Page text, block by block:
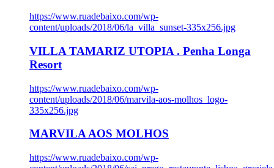
https://www.ruadebaixo.com/wp-
content/uploads/2018/06/la_villa_sunset-335x256.jpg
VILLA TAMARIZ UTOPIA . Penha Longa
Resort
https://www.ruadebaixo.com/wp-
content/uploads/2018/06/marvila-aos-molhos_logo-
335x256.jpg
MARVILA AOS MOLHOS
https://www.ruadebaixo.com/wp-